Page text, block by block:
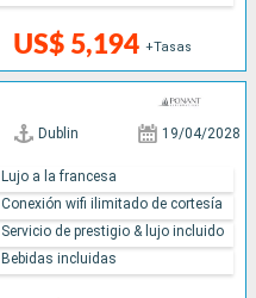
US$ 5,194 +Tasas
Dublin 19/04/2028
Lujo a la francesa
Conexión wifi ilimitado de cortesía
Servicio de prestigio & lujo incluido
Bebidas incluidas